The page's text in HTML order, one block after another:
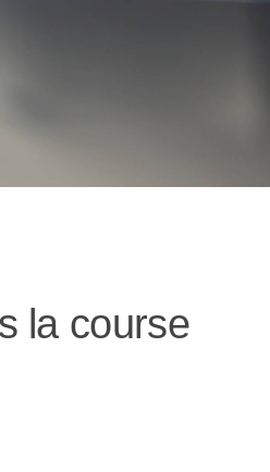
la course